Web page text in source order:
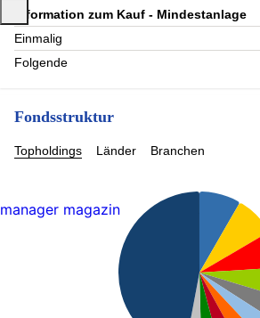
Information zum Kauf - Mindestanlage
Einmalig
Folgende
Fondsstruktur
Topholdings Länder Branchen
manager magazin